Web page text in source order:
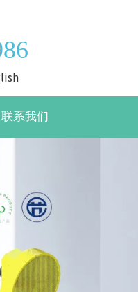
联系我们